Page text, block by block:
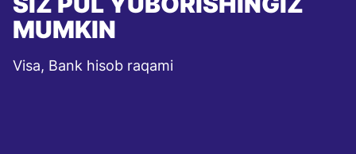
MUMKIN
Visa, Bank hisob raqami